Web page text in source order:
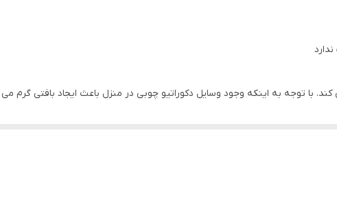
با توجه به اینکه وجود وسایل دکوراتیو چوبی در منزل باعث ایجاد بافتی گرم